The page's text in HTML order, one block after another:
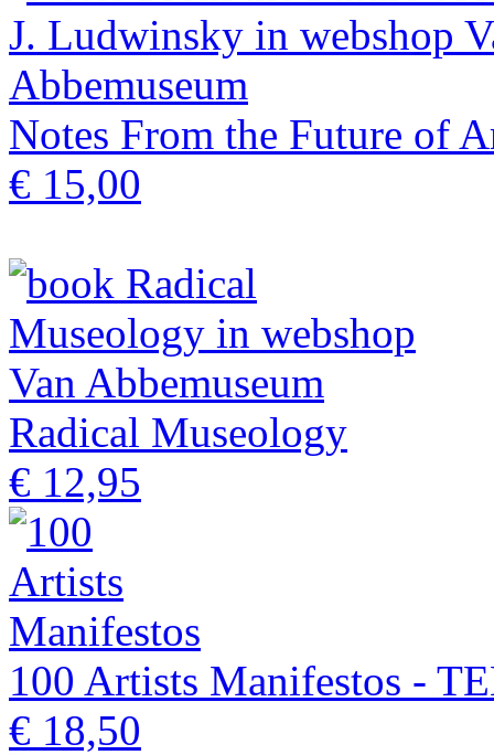
Notes From the Future of
€ 15,00
Radical Museology
€ 12,95
100 Artists Manifestos -
€ 18,50